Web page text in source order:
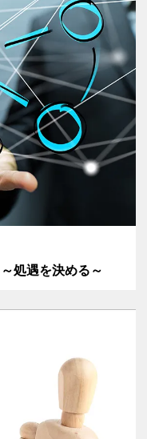
処遇を決める～